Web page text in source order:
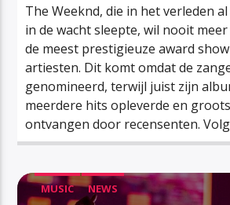
The Weeknd, die in het verleden al
in de wacht sleepte, wil nooit
de meest prestigieuze award
artiesten. Dit komt omdat de
genomineerd, terwijl juist zijn
meerdere hits opleverde en
ontvangen door recensenten.
MUSIC NEWS